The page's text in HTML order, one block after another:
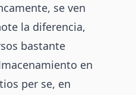
se ven
la diferencia,
bastante
en
per se, en